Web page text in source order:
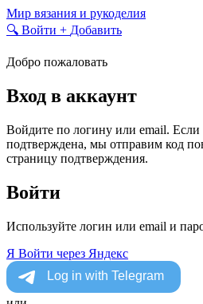
Skip
to
Мир вязания и рукоделия
🔍 Войти + Добавить
Добро пожаловать
Вход в аккаунт
Войдите по логину или email. Если
подтверждена, мы отправим код
страницу подтверждения.
Войти
Используйте логин или email и
Я Войти через Яндекс